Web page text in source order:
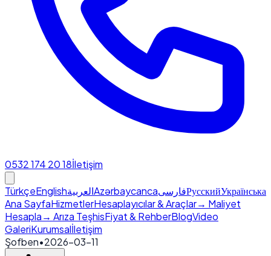
0532 174 20 18İletişim
TürkçeEnglishالعربيةAzərbaycancaفارسیРусскийУкраїнська
Ana SayfaHizmetlerHesaplayıcılar & Araçlar→ Maliyet
Hesapla→ Arıza TeşhisFiyat & RehberBlogVideo
GaleriKurumsalİletişim
Şofben•2026-03-11